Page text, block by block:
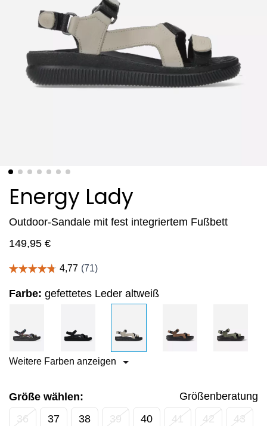
Energy Lady
Outdoor-Sandale mit fest integriertem Fußbett
149,95 €
Farbe: gefettetes Leder altweiß
Weitere Farben anzeigen
Größe wählen:
Größenberatung
36
37 38 39 40 41 42 43